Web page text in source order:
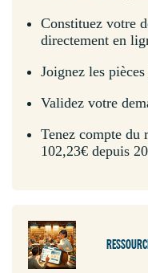
Constituez votre
directement en
Joignez les
Validez votre
Tenez compte du
102,23€ depuis